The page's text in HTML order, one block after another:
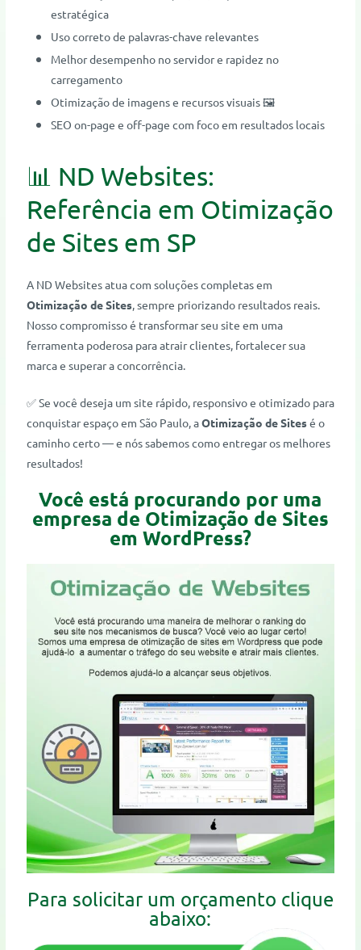
estratégica
Uso correto de palavras-chave relevantes
Melhor desempenho no servidor e rapidez no
carregamento
Otimização de imagens e recursos visuais 🖼️
SEO on-page e off-page com foco em resultados locais
📊 ND Websites:
Referência em Otimização
de Sites em SP
A ND Websites atua com soluções completas em
Otimização de Sites, sempre priorizando resultados reais.
Nosso compromisso é transformar seu site em uma
ferramenta poderosa para atrair clientes, fortalecer sua
marca e superar a concorrência.
✅ Se você deseja um site rápido, responsivo e otimizado para
conquistar espaço em São Paulo, aOtimização de Sitesé o
caminho certo — e nós sabemos como entregar os melhores
resultados!
Você está procurando por uma
empresa de Otimização de Sites
em WordPress?
Para solicitar um orçamento clique
abaixo: